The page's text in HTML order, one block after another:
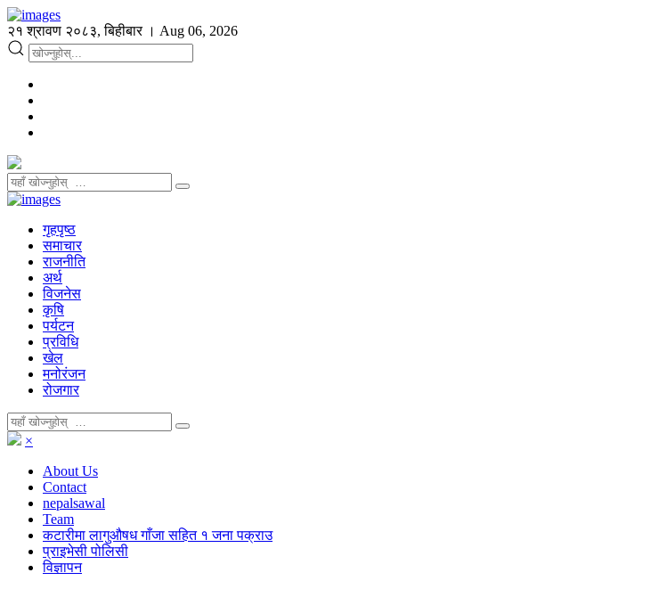
२१ श्रावण २०८३, बिहीबार । Aug 06, 2026
गृहपृष्ठ
समाचार
राजनीति
अर्थ
विजनेस
कृषि
पर्यटन
प्रविधि
खेल
मनोरंजन
रोजगार
×
About Us
Contact
nepalsawal
Team
कटारीमा लागुऔषध गाँजा सहित १ जना पक्राउ
प्राइभेसी पोलिसी
विज्ञापन